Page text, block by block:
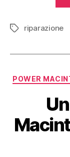
Tag riparazione
POWER